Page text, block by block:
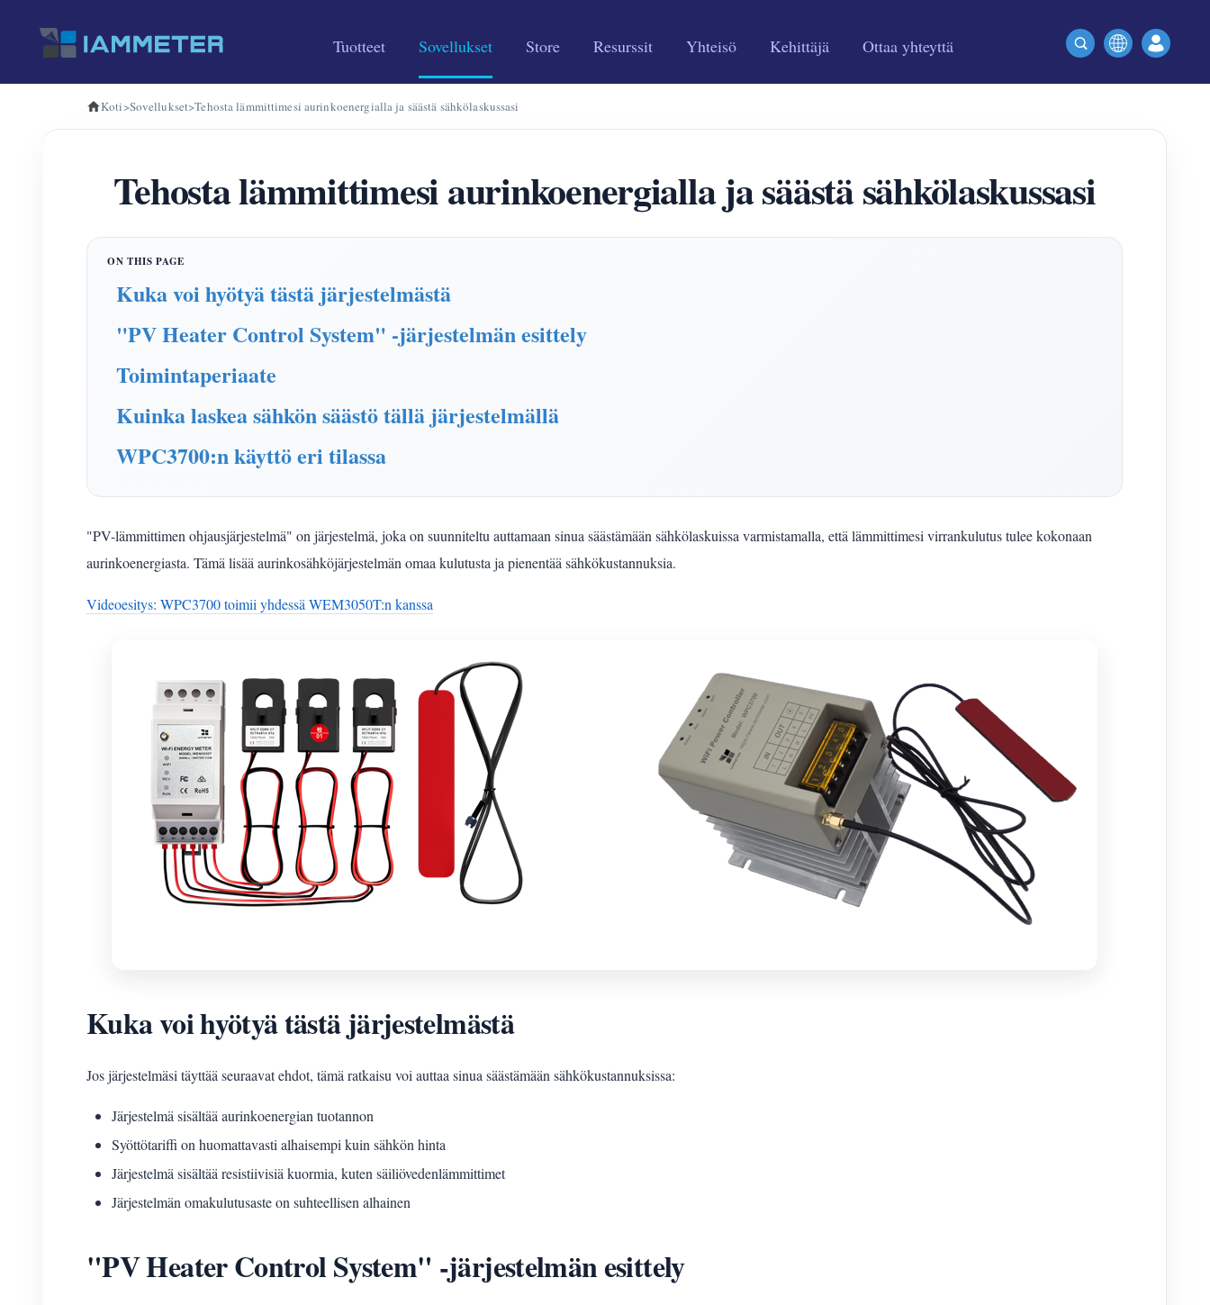
Tuotteet Sovellukset Store Resurssit Yhteisö Kehittäjä Ottaa yhteyttä
Koti>Sovellukset>Tehosta lämmittimesi aurinkoenergialla ja säästä sähkölaskussasi
Tehosta lämmittimesi aurinkoenergialla ja säästä sähkölaskussasi
Kuka voi hyötyä tästä järjestelmästä
"PV Heater Control System" -järjestelmän esittely
Toimintaperiaate
Kuinka laskea sähkön säästö tällä järjestelmällä
WPC3700:n käyttö eri tilassa
"PV-lämmittimen ohjausjärjestelmä" on järjestelmä, joka on suunniteltu auttamaan sinua säästämään sähkölaskuissa varmistamalla, että lämmittimesi virrankulutus tulee kokonaan
aurinkoenergiasta. Tämä lisää aurinkosähköjärjestelmän omaa kulutusta ja pienentää sähkökustannuksia.
Videoesitys: WPC3700 toimii yhdessä WEM3050T:n kanssa
Kuka voi hyötyä tästä järjestelmästä
Jos järjestelmäsi täyttää seuraavat ehdot, tämä ratkaisu voi auttaa sinua säästämään sähkökustannuksissa:
Järjestelmä sisältää aurinkoenergian tuotannon
Syöttötariffi on huomattavasti alhaisempi kuin sähkön hinta
Järjestelmä sisältää resistiivisiä kuormia, kuten säiliövedenlämmittimet
Järjestelmän omakulutusaste on suhteellisen alhainen
"PV Heater Control System" -järjestelmän esittely